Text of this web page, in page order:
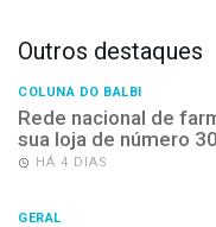
Outros destaques
COLUNA DO BALBI
Rede nacional de
sua loja de número
HÁ 4 DIAS
GERAL